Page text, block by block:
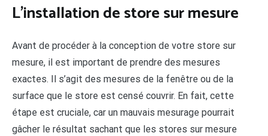
L’installation de store sur mesure
Avant de procéder à la conception de votre store sur
mesure, il est important de prendre des mesures
exactes. Il s’agit des mesures de la fenêtre ou de la
surface que le store est censé couvrir. En fait, cette
étape est cruciale, car un mauvais mesurage pourrait
gâcher le résultat sachant que les stores sur mesure